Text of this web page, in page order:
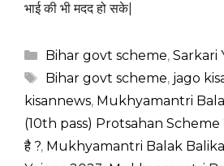
भाई की भी मदद हो सके|
Categories
Bihar govt scheme, Sarkari
Tags
Bihar govt scheme, jago
kisannews, Mukhyamantri
(10th pass) Protsahan Scheme
है ?, Mukhyamantri Balak